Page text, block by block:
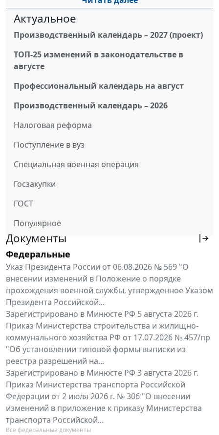
Актуальное
Производственный календарь – 2027 (проект)
ТОП-25 изменений в законодательстве в
августе
Профессиональный календарь на август
Производственный календарь – 2026
Налоговая реформа
Поступление в вуз
Специальная военная операция
Госзакупки
ГОСТ
Популярное
Документы
Федеральные
Указ Президента России от 06.08.2026 № 569 "О
внесении изменений в Положение о порядке
прохождения военной службы, утвержденное Указом
Президента Российской...
Зарегистрировано в Минюсте РФ 5 августа 2026 г.
Приказ Министерства строительства и жилищно-
коммунального хозяйства РФ от 17.07.2026 № 457/пр
"Об установлении типовой формы выписки из
реестра разрешений на...
Зарегистрировано в Минюсте РФ 3 августа 2026 г.
Приказ Министерства транспорта Российской
Федерации от 2 июля 2026 г. № 306 "О внесении
изменений в приложение к приказу Министерства
транспорта Российской...
Все федеральные документы